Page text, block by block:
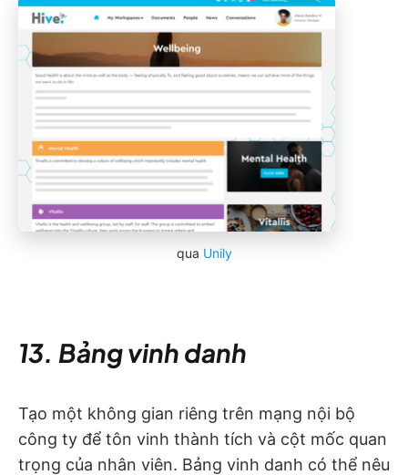
qua Unily
13. Bảng vinh danh
Tạo một không gian riêng trên mạng nội bộ
công ty để tôn vinh thành tích và cột mốc quan
trọng của nhân viên. Bảng vinh danh có thể nêu